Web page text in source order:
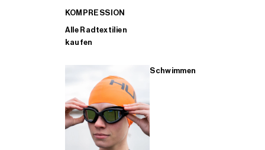
KOMPRESSION
Alle Radtextilien
kaufen
Schwimmen